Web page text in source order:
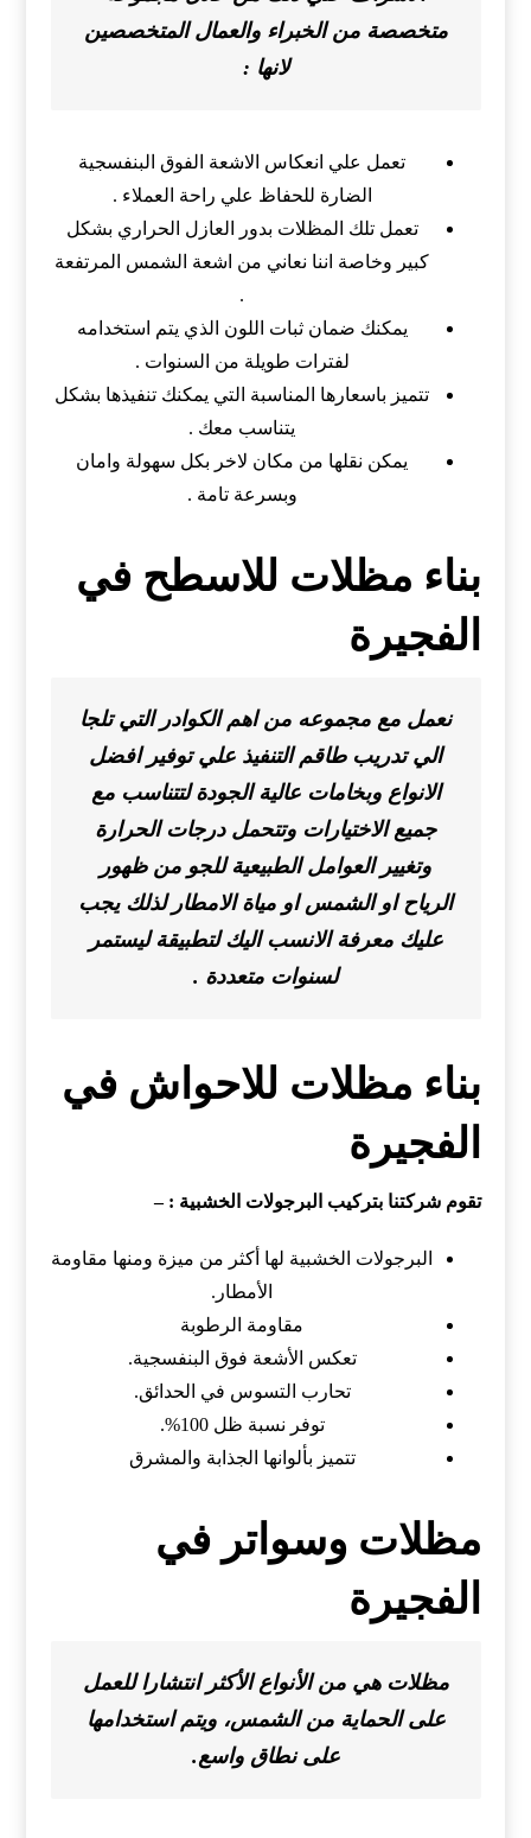
متخصصة من الخبراء والعمال المتخصصين
لانها :
تعمل علي انعكاس الاشعة الفوق البنفسجية
الضارة للحفاظ علي راحة العملاء .
تعمل تلك المظلات بدور العازل الحراري بشكل
كبير وخاصة اننا نعاني من اشعة الشمس المرتفعة
.
يمكنك ضمان ثبات اللون الذي يتم استخدامه
لفترات طويلة من السنوات .
تتميز باسعارها المناسبة التي يمكنك تنفيذها بشكل
يتناسب معك .
يمكن نقلها من مكان لاخر بكل سهولة وامان
وبسرعة تامة .
بناء مظلات للاسطح في
الفجيرة
نعمل مع مجموعه من اهم الكوادر التي تلجا
الي تدريب طاقم التنفيذ علي توفير افضل
الانواع وبخامات عالية الجودة لتتناسب مع
جميع الاختيارات وتتحمل درجات الحرارة
وتغيير العوامل الطبيعية للجو من ظهور
الرياح او الشمس او مياة الامطار لذلك يجب
عليك معرفة الانسب اليك لتطبيقة ليستمر
لسنوات متعددة .
بناء مظلات للاحواش في
الفجيرة
تقوم شركتنا بتركيب البرجولات الخشبية : –
البرجولات الخشبية لها أكثر من ميزة ومنها مقاومة
الأمطار.
مقاومة الرطوبة
تعكس الأشعة فوق البنفسجية.
تحارب التسوس في الحدائق.
توفر نسبة ظل 100%.
تتميز بألوانها الجذابة والمشرق
مظلات وسواتر في
الفجيرة
مظلات هي من الأنواع الأكثر انتشارا للعمل
على الحماية من الشمس، ويتم استخدامها
على نطاق واسع.